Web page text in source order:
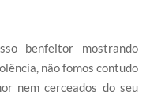
benfeitor mostrando
não fomos contudo
nem cerceados do seu